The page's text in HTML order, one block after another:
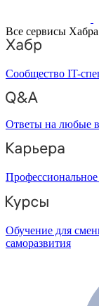
Все сервисы Хабра
Сообщество IT-
Ответы на любые
Обучение для
саморазвития